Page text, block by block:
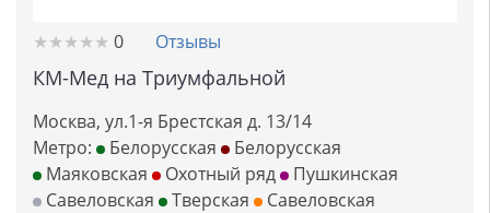
★★★★★
★★★★★ 0 Отзывы
КМ-Мед на Триумфальной
Москва, ул.1-я Брестская д. 13/14
Метро:
Белорусская
Белорусская
Маяковская
Охотный ряд
Пушкинская
Савеловская
Тверская
Савеловская